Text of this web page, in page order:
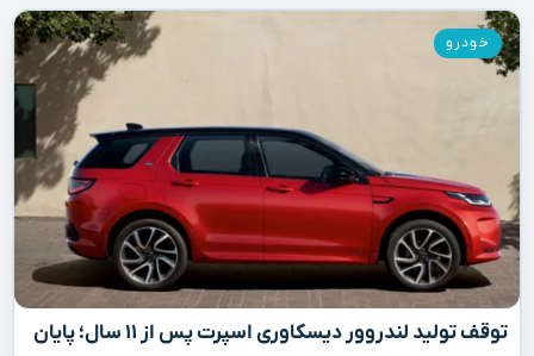
توقف تولید لندروور دیسکاوری اسپرت پس از ۱۱ سال؛ پایان
خودرو